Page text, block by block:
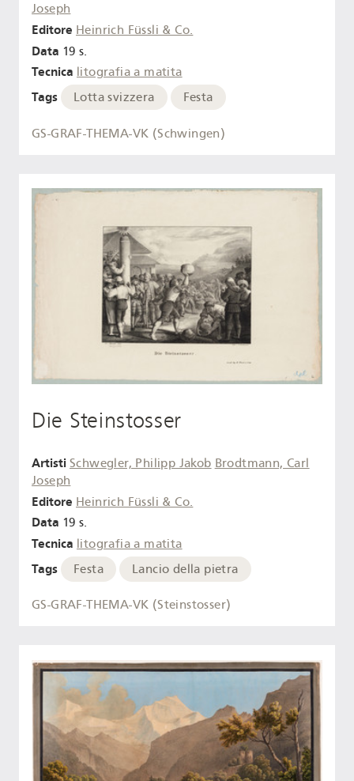
Joseph
Editore Heinrich Füssli & Co.
Data 19 s.
Tecnica litografia a matita
Tags Lotta svizzera Festa
GS-GRAF-THEMA-VK (Schwingen)
Die Steinstosser
Artisti Schwegler, Philipp Jakob Brodtmann, Carl
Joseph
Editore Heinrich Füssli & Co.
Data 19 s.
Tecnica litografia a matita
Tags Festa Lancio della pietra
GS-GRAF-THEMA-VK (Steinstosser)